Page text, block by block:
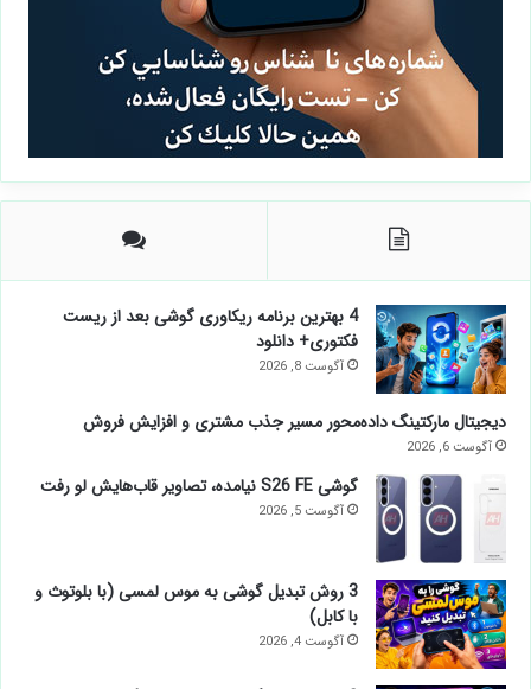
4 بهترین برنامه ریکاوری گوشی بعد از ریست
فکتوری+ دانلود
آگوست 8, 2026
دیجیتال مارکتینگ داده‌محور مسیر جذب مشتری و افزایش فروش
آگوست 6, 2026
گوشی S26 FE نیامده، تصاویر قاب‌هایش لو رفت
آگوست 5, 2026
3 روش تبدیل گوشی به موس لمسی (با بلوتوث و
با کابل)
آگوست 4, 2026